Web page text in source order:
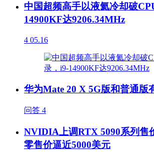
中国超频高手以液氦冷却破
14900KF达9206.34MHz
4 05.16
华为Mate 20 X 5G版和普通版
问答 4
NVIDIA上调RTX 5090系列售
零售价逼近5000美元